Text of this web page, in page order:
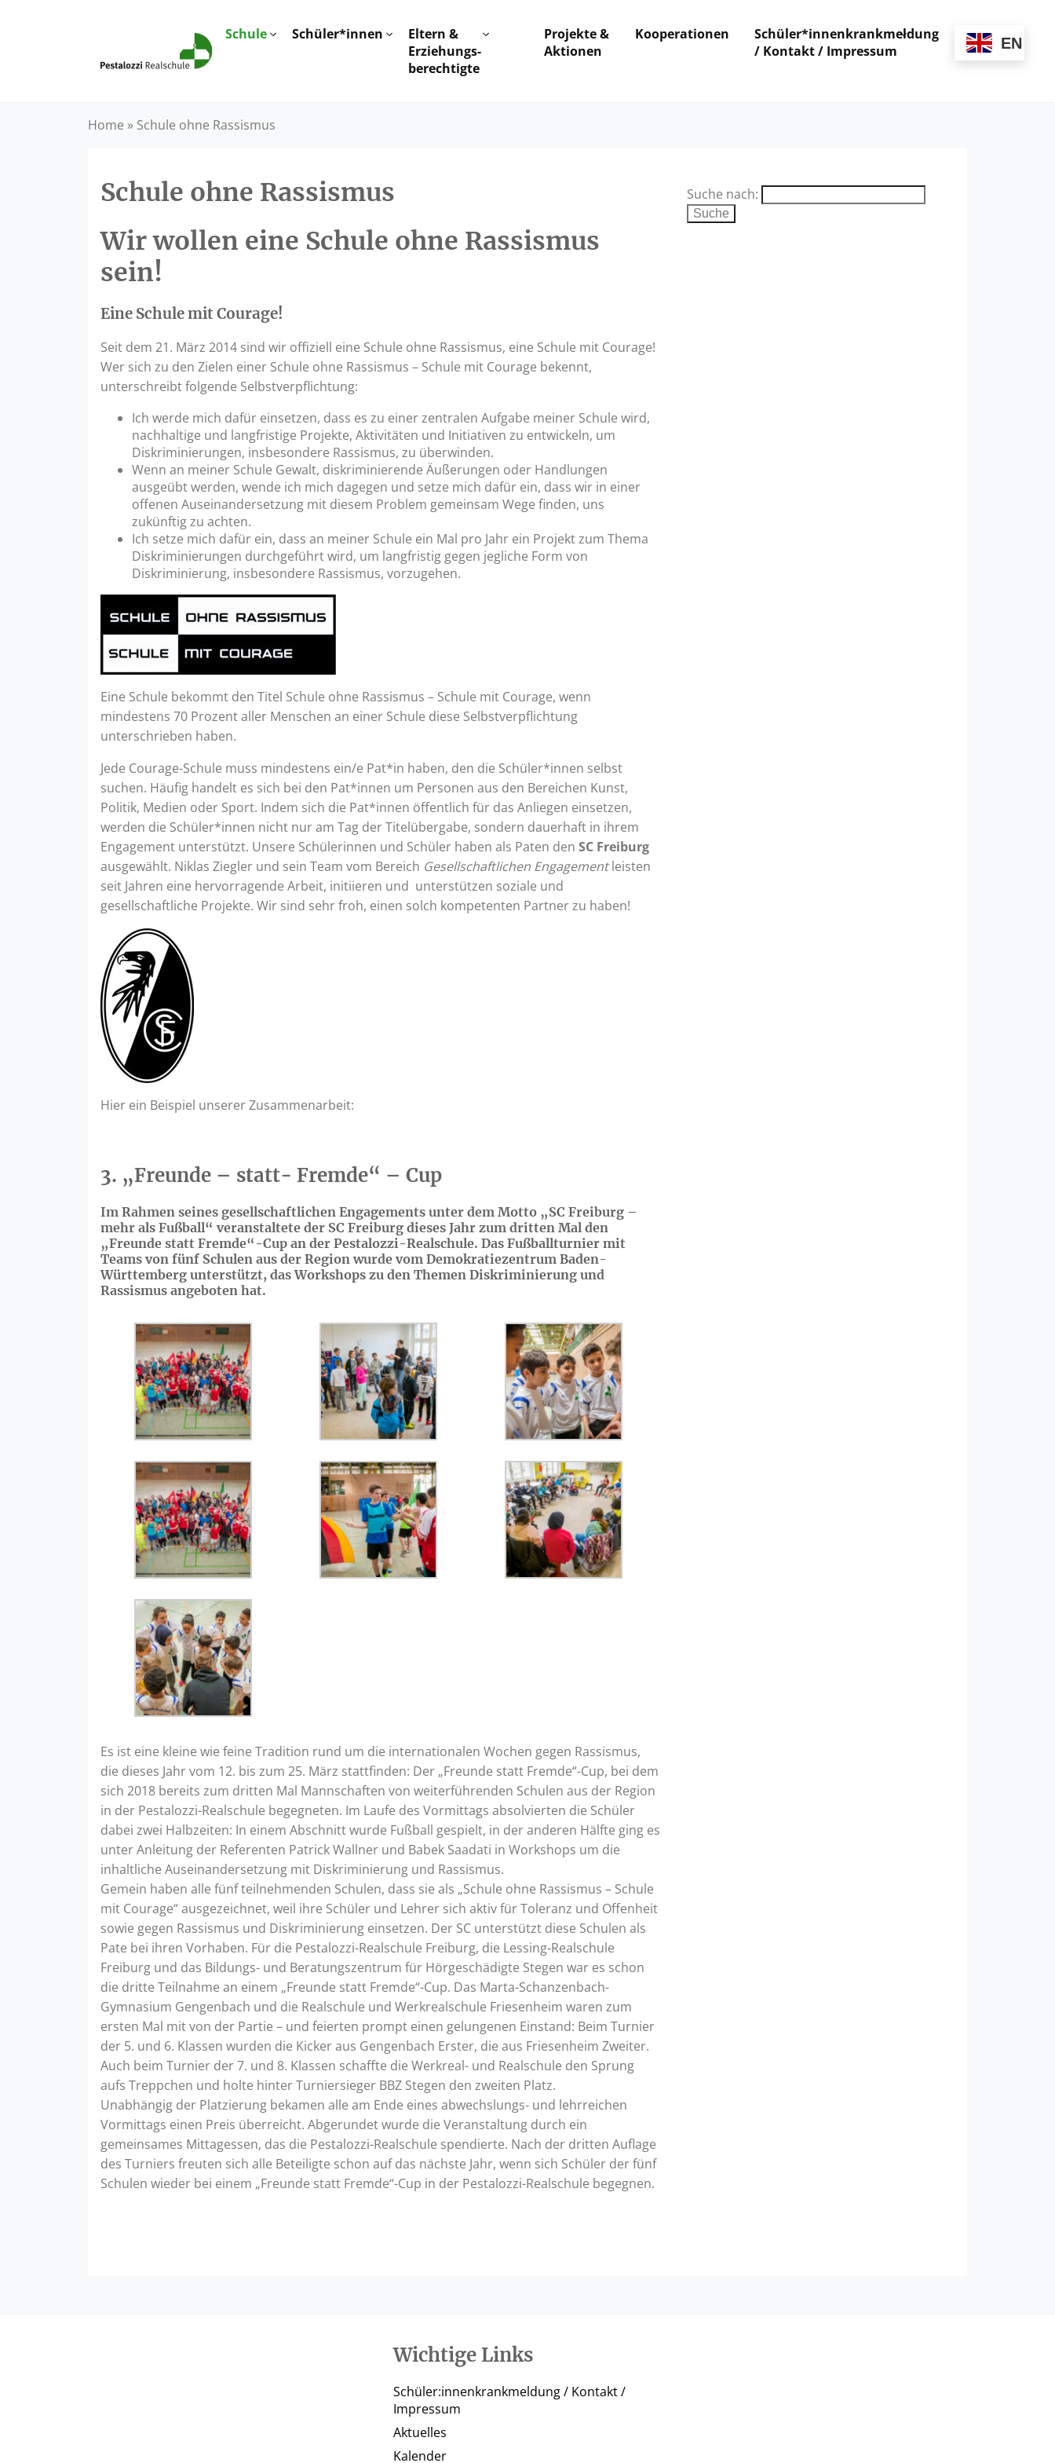
Schule Schüler*innen
Eltern &
Erziehungs-
berechtigte
Projekte &
Aktionen
Kooperationen
Schüler*innenkrankmeldung
/ Kontakt / Impressum
EN
Home » Schule ohne Rassismus
Schule ohne Rassismus
Wir wollen eine Schule ohne Rassismus
sein!
Eine Schule mit Courage!
Seit dem 21. März 2014 sind wir offiziell eine Schule ohne Rassismus, eine Schule mit Courage!
Wer sich zu den Zielen einer Schule ohne Rassismus – Schule mit Courage bekennt,
unterschreibt folgende Selbstverpflichtung:
Ich werde mich dafür einsetzen, dass es zu einer zentralen Aufgabe meiner Schule wird,
nachhaltige und langfristige Projekte, Aktivitäten und Initiativen zu entwickeln, um
Diskriminierungen, insbesondere Rassismus, zu überwinden.
Wenn an meiner Schule Gewalt, diskriminierende Äußerungen oder Handlungen
ausgeübt werden, wende ich mich dagegen und setze mich dafür ein, dass wir in einer
offenen Auseinandersetzung mit diesem Problem gemeinsam Wege finden, uns
zukünftig zu achten.
Ich setze mich dafür ein, dass an meiner Schule ein Mal pro Jahr ein Projekt zum Thema
Diskriminierungen durchgeführt wird, um langfristig gegen jegliche Form von
Diskriminierung, insbesondere Rassismus, vorzugehen.
Eine Schule bekommt den Titel Schule ohne Rassismus – Schule mit Courage, wenn
mindestens 70 Prozent aller Menschen an einer Schule diese Selbstverpflichtung
unterschrieben haben.
Jede Courage-Schule muss mindestens ein/e Pat*in haben, den die Schüler*innen selbst
suchen. Häufig handelt es sich bei den Pat*innen um Personen aus den Bereichen Kunst,
Politik, Medien oder Sport. Indem sich die Pat*innen öffentlich für das Anliegen einsetzen,
werden die Schüler*innen nicht nur am Tag der Titelübergabe, sondern dauerhaft in ihrem
Engagement unterstützt. Unsere Schülerinnen und Schüler haben als Paten den SC Freiburg
ausgewählt. Niklas Ziegler und sein Team vom Bereich Gesellschaftlichen Engagementleisten
seit Jahren eine hervorragende Arbeit, initiieren und unterstützen soziale und
gesellschaftliche Projekte. Wir sind sehr froh, einen solch kompetenten Partner zu haben!
Hier ein Beispiel unserer Zusammenarbeit:
3. „Freunde – statt- Fremde“ – Cup
Im Rahmen seines gesellschaftlichen Engagements unter dem Motto „SC Freiburg –
mehr als Fußball“ veranstaltete der SC Freiburg dieses Jahr zum dritten Mal den
„Freunde statt Fremde“-Cup an der Pestalozzi-Realschule. Das Fußballturnier mit
Teams von fünf Schulen aus der Region wurde vom Demokratiezentrum Baden-
Württemberg unterstützt, das Workshops zu den Themen Diskriminierung und
Rassismus angeboten hat.
Es ist eine kleine wie feine Tradition rund um die internationalen Wochen gegen Rassismus,
die dieses Jahr vom 12. bis zum 25. März stattfinden: Der „Freunde statt Fremde“-Cup, bei dem
sich 2018 bereits zum dritten Mal Mannschaften von weiterführenden Schulen aus der Region
in der Pestalozzi-Realschule begegneten. Im Laufe des Vormittags absolvierten die Schüler
dabei zwei Halbzeiten: In einem Abschnitt wurde Fußball gespielt, in der anderen Hälfte ging es
unter Anleitung der Referenten Patrick Wallner und Babek Saadati in Workshops um die
inhaltliche Auseinandersetzung mit Diskriminierung und Rassismus.
Gemein haben alle fünf teilnehmenden Schulen, dass sie als „Schule ohne Rassismus – Schule
mit Courage“ ausgezeichnet, weil ihre Schüler und Lehrer sich aktiv für Toleranz und Offenheit
sowie gegen Rassismus und Diskriminierung einsetzen. Der SC unterstützt diese Schulen als
Pate bei ihren Vorhaben. Für die Pestalozzi-Realschule Freiburg, die Lessing-Realschule
Freiburg und das Bildungs- und Beratungszentrum für Hörgeschädigte Stegen war es schon
die dritte Teilnahme an einem „Freunde statt Fremde“-Cup. Das Marta-Schanzenbach-
Gymnasium Gengenbach und die Realschule und Werkrealschule Friesenheim waren zum
ersten Mal mit von der Partie – und feierten prompt einen gelungenen Einstand: Beim Turnier
der 5. und 6. Klassen wurden die Kicker aus Gengenbach Erster, die aus Friesenheim Zweiter.
Auch beim Turnier der 7. und 8. Klassen schaffte die Werkreal- und Realschule den Sprung
aufs Treppchen und holte hinter Turniersieger BBZ Stegen den zweiten Platz.
Unabhängig der Platzierung bekamen alle am Ende eines abwechslungs- und lehrreichen
Vormittags einen Preis überreicht. Abgerundet wurde die Veranstaltung durch ein
gemeinsames Mittagessen, das die Pestalozzi-Realschule spendierte. Nach der dritten Auflage
des Turniers freuten sich alle Beteiligte schon auf das nächste Jahr, wenn sich Schüler der fünf
Schulen wieder bei einem „Freunde statt Fremde“-Cup in der Pestalozzi-Realschule begegnen.
Suche nach:
Wichtige Links
Schüler:innenkrankmeldung / Kontakt /
Impressum
Aktuelles
Kalender